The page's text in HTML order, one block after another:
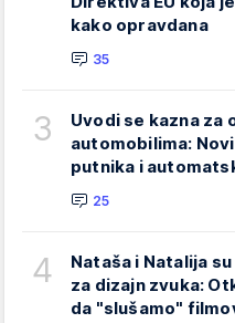
kako opravdana
35
3
Uvodi se kazna za
automobilima:
putnika i
25
4
Nataša i Natalija
za dizajn zvuka:
da "slušamo"